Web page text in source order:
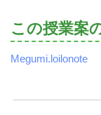
この授業案
Megumi.loilonote